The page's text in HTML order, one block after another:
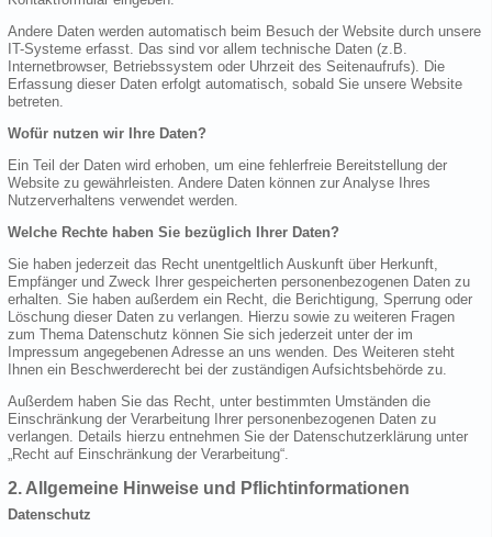
Andere Daten werden automatisch beim Besuch der Website durch unsere
IT-Systeme erfasst. Das sind vor allem technische Daten (z.B.
Internetbrowser, Betriebssystem oder Uhrzeit des Seitenaufrufs). Die
Erfassung dieser Daten erfolgt automatisch, sobald Sie unsere Website
betreten.
Wofür nutzen wir Ihre Daten?
Ein Teil der Daten wird erhoben, um eine fehlerfreie Bereitstellung der
Website zu gewährleisten. Andere Daten können zur Analyse Ihres
Nutzerverhaltens verwendet werden.
Welche Rechte haben Sie bezüglich Ihrer Daten?
Sie haben jederzeit das Recht unentgeltlich Auskunft über Herkunft,
Empfänger und Zweck Ihrer gespeicherten personenbezogenen Daten zu
erhalten. Sie haben außerdem ein Recht, die Berichtigung, Sperrung oder
Löschung dieser Daten zu verlangen. Hierzu sowie zu weiteren Fragen
zum Thema Datenschutz können Sie sich jederzeit unter der im
Impressum angegebenen Adresse an uns wenden. Des Weiteren steht
Ihnen ein Beschwerderecht bei der zuständigen Aufsichtsbehörde zu.
Außerdem haben Sie das Recht, unter bestimmten Umständen die
Einschränkung der Verarbeitung Ihrer personenbezogenen Daten zu
verlangen. Details hierzu entnehmen Sie der Datenschutzerklärung unter
„Recht auf Einschränkung der Verarbeitung“.
2. Allgemeine Hinweise und Pflichtinformationen
Datenschutz